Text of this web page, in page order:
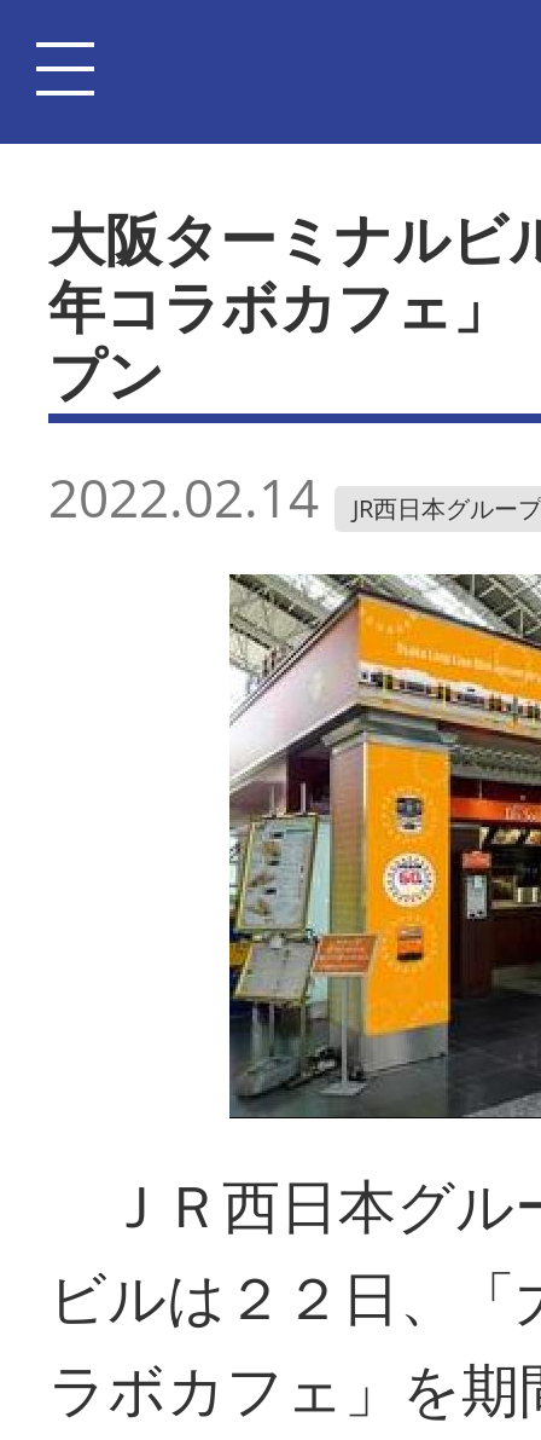
大阪ターミナル
年コラボカフェ
プン
2022.02.14 JR西日本グループ
ＪＲ西日本グル
ビルは２２日、
ラボカフェ」を